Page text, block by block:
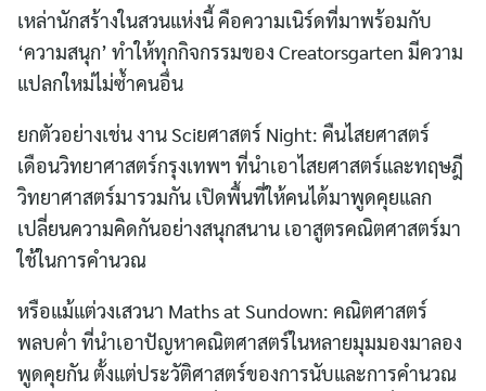
เหล่านักสร้างในสวนแห่งนี้ คือความเนิร์ดที่มาพร้อมกับ
‘ความสนุก’ ทำให้ทุกกิจกรรมของ Creatorsgarten มีความ
แปลกใหม่ไม่ซ้ำคนอื่น
ยกตัวอย่างเช่น งาน Sciยศาสตร์ Night: คืนไสยศาสตร์
เดือนวิทยาศาสตร์กรุงเทพฯ ที่นำเอาไสยศาสตร์และทฤษฎี
วิทยาศาสตร์มารวมกัน เปิดพื้นที่ให้คนได้มาพูดคุยแลก
เปลี่ยนความคิดกันอย่างสนุกสนาน เอาสูตรคณิตศาสตร์มา
ใช้ในการคำนวณ
หรือแม้แต่วงเสวนา Maths at Sundown: คณิตศาสตร์
พลบค่ำ ที่นำเอาปัญหาคณิตศาสตร์ในหลายมุมมองมาลอง
พูดคุยกัน ตั้งแต่ประวัติศาสตร์ของการนับและการคำนวณ